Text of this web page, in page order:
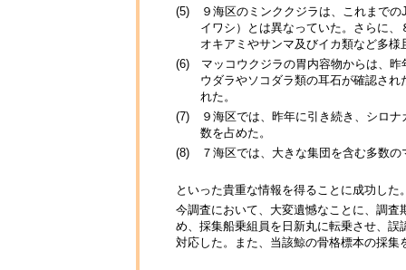
(5) ９海区のミンククジラは、これまでの
イワシ）とは異なっていた。さらに
オキアミやサンマ及びイカ類など多
(6) マッコウクジラの胃内容物からは、昨
ウダラやソコダラ類の耳石が確認さ
れた。
(7) ９海区では、昨年に引き続き、シロナ
数を占めた。
(8) ７海区では、大きな集団を含む多数の
といった貴重な情報を得ることに成功した
今調査において、大変遺憾なことに、調
め、採集船乗組員を日新丸に転乗させ、
対応した。また、当該鯨の骨格標本の採